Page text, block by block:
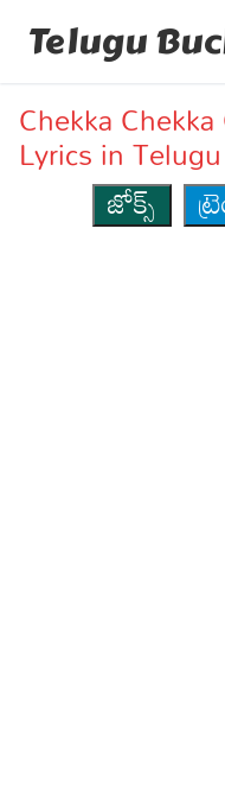
Telugu
Chekka
Lyrics in
జోక్స్